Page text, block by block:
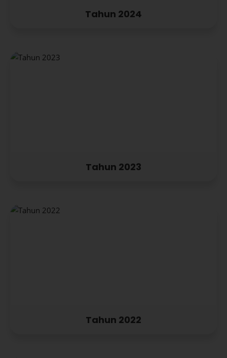
Tahun 2024
Tahun 2023
Tahun 2022